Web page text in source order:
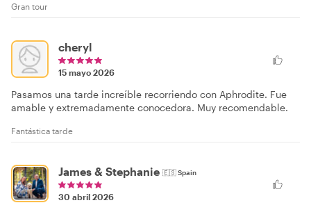
Gran tour
cheryl
15 mayo 2026
Pasamos una tarde increíble recorriendo con Aphrodite. Fue
amable y extremadamente conocedora. Muy recomendable.
Fantástica tarde
James & Stephanie 🇪🇸Spain
30 abril 2026